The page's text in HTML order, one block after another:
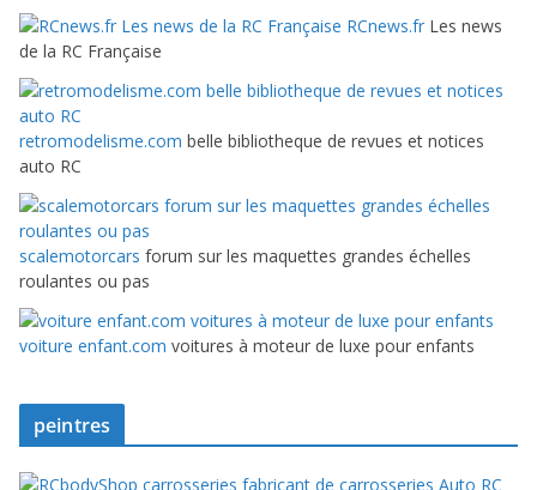
RCnews.fr Les news
de la RC Française
retromodelisme.com belle bibliotheque de revues et notices
auto RC
scalemotorcars forum sur les maquettes grandes échelles
roulantes ou pas
voiture enfant.com voitures à moteur de luxe pour enfants
peintres